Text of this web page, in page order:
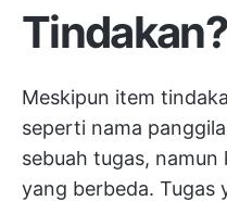
Tindakan?
Meskipun item
seperti nama
sebuah tugas,
yang berbeda. Tugas